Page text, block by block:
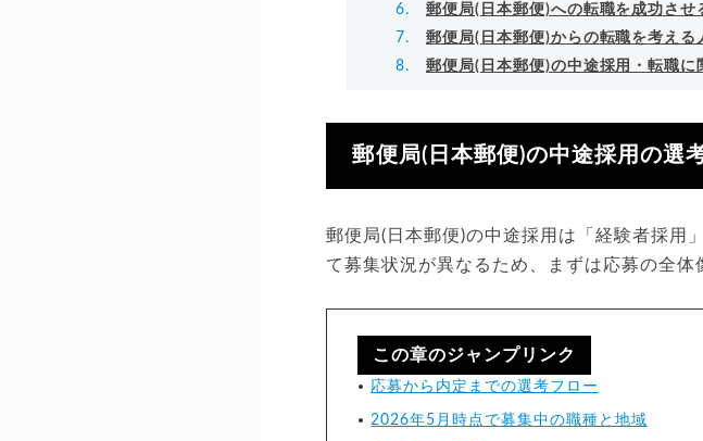
郵便局(日本郵便)への転職を成功させ
郵便局(日本郵便)からの転職を考え
郵便局(日本郵便)の中途採用・転職に
郵便局(日本郵便)の中途採用の選
郵便局(日本郵便)の中途採用は「経験者採用
て募集状況が異なるため、まずは応募の全体
この章のジャンプリンク
応募から内定までの選考フロー
2026年5月時点で募集中の職種と地域